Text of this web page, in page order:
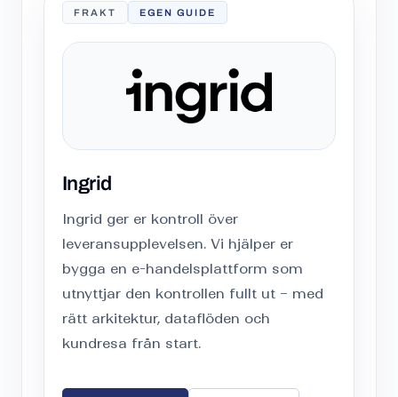
FRAKT EGEN GUIDE
Ingrid
Ingrid ger er kontroll över
leveransupplevelsen. Vi hjälper er
bygga en e-handelsplattform som
utnyttjar den kontrollen fullt ut – med
rätt arkitektur, dataflöden och
kundresa från start.